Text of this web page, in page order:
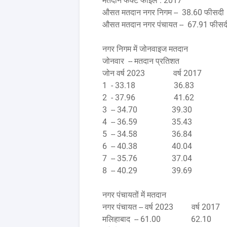
औसत मतदान नगर निगम -- 38.60 फीसदी
औसत मतदान नगर पंचायत -- 67.91
नगर निगम में जोनवाइज मतदान
जोनवार -- मतदान प्रतिशत
जोन वर्ष 2023 वर्ष 2017
1 - 33.18 36.83
2 - 37.96 41.62
3 -- 34.70 39.30
4 -- 36.59 35.43
5 -- 34.58 36.84
6 -- 40.38 40.04
7 -- 35.76 37.04
8 -- 40.29 39.69
नगर पंचायतों में मतदान
नगर पंचायत -- वर्ष 2023 वर्ष 2017
मलिहाबाद -- 61.00 62.10